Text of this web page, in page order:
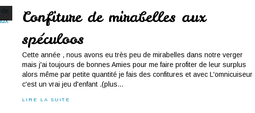
Confiture de mirabelles aux
spéculoos
Cette année , nous avons eu très peu de mirabelles dans notre verger
mais j'ai toujours de bonnes Amies pour me faire profiter de leur surplus
alors même par petite quantité je fais des confitures et avec L'omnicuiseur
c'est un vrai jeu d'enfant .(plus...
LIRE LA SUITE